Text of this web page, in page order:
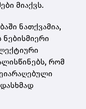
მიაქვს.
ნათქვამია,
ნებისმიერი
რომ